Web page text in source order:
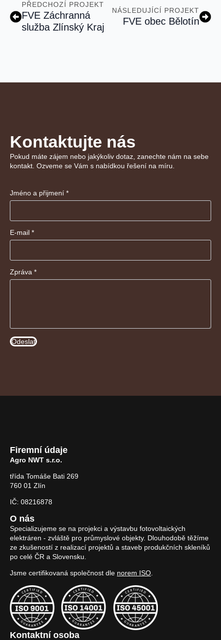
PŘEDCHOZÍ PROJEKT
FVE Záchranná
služba Zlínský Kraj
NÁSLEDUJÍCÍ PROJEKT
FVE obec Bělotín
Kontaktujte nás
Pokud máte zájem nebo jakýkoliv dotaz, zanechte nám na sebe
kontakt. Ozveme se Vám s nabídkou řešení na míru.
Jméno a přijmení *
E-mail *
Zpráva *
Odeslat
Firemní údaje
Agro NWT s.r.o.
třída Tomáše Bati 269
760 01 Zlín
IČ: 08216878
O nás
Specializujeme se na projekci a výstavbu fotovoltaických
elektráren - zvláště pro průmyslové objekty. Dlouhodobě těžíme
ze zkušeností z realizací projektů a staveb produkčních skleníků
po celé ČR a Slovensku.
Jsme certifikovaná společnost dle norem ISO.
Kontaktní osoba